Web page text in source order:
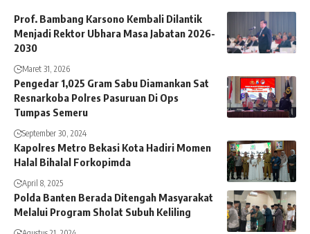
Prof. Bambang Karsono Kembali Dilantik
Menjadi Rektor Ubhara Masa Jabatan 2026-
2030
Maret 31, 2026
Pengedar 1,025 Gram Sabu Diamankan Sat
Resnarkoba Polres Pasuruan Di Ops
Tumpas Semeru
September 30, 2024
Kapolres Metro Bekasi Kota Hadiri Momen
Halal Bihalal Forkopimda
April 8, 2025
Polda Banten Berada Ditengah Masyarakat
Melalui Program Sholat Subuh Keliling